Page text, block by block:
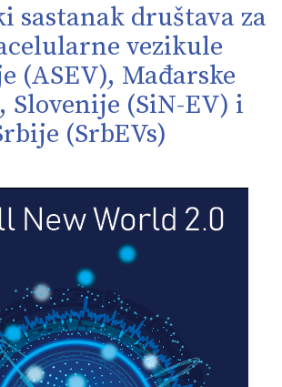
sastanak društava za
vezikule
(ASEV), Mađarske
Slovenije (SiN-EV) i
(SrbEVs)